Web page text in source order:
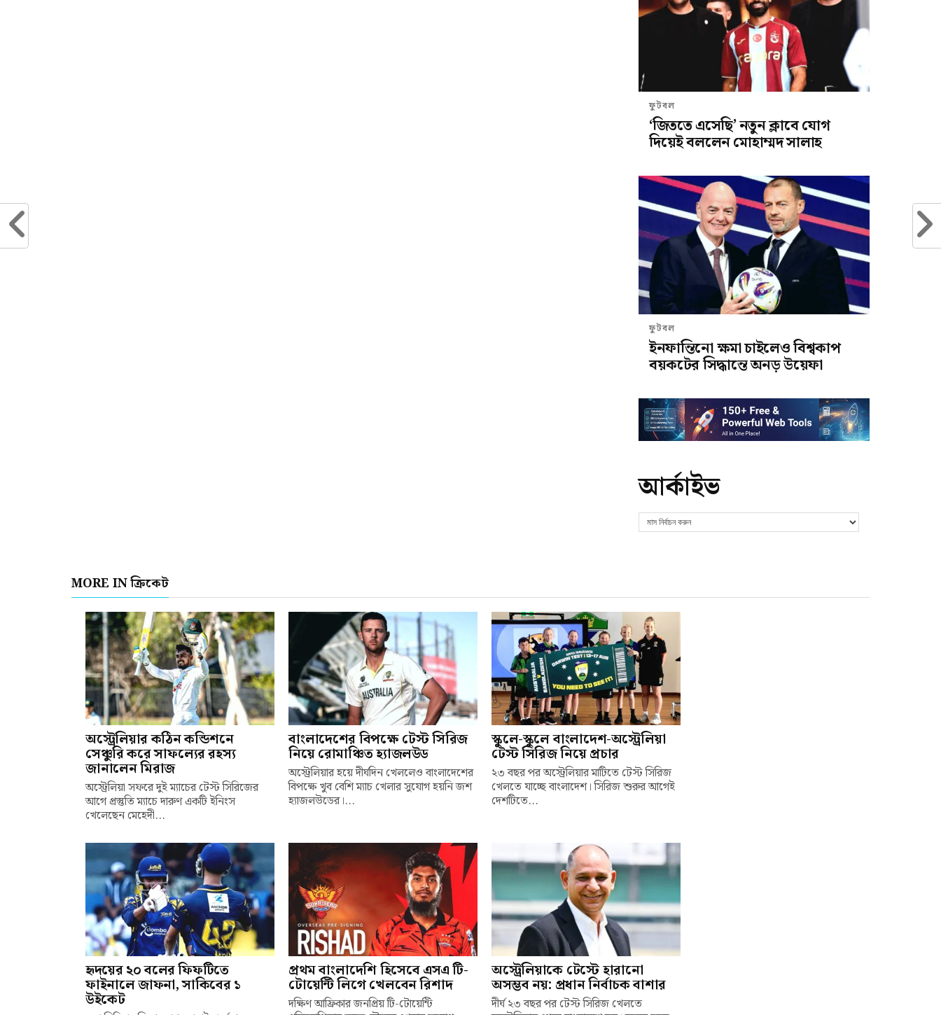
ফুটবল
‘জিততে এসেছি’ নতুন ক্লাবে যোগ
দিয়েই বললেন মোহাম্মদ সালাহ
ফুটবল
ইনফান্তিনো ক্ষমা চাইলেও বিশ্বকাপ
বয়কটের সিদ্ধান্তে অনড় উয়েফা
আর্কাইভ
MORE IN ক্রিকেট
অস্ট্রেলিয়ার কঠিন কন্ডিশনে
সেঞ্চুরি করে সাফল্যের রহস্য
জানালেন মিরাজ
অস্ট্রেলিয়া সফরে দুই ম্যাচের টেস্ট সিরিজের
আগে প্রস্তুতি ম্যাচে দারুণ একটি ইনিংস
খেলেছেন মেহেদী...
বাংলাদেশের বিপক্ষে টেস্ট সিরিজ
নিয়ে রোমাঞ্চিত হ্যাজলউড
অস্ট্রেলিয়ার হয়ে দীর্ঘদিন খেললেও বাংলাদেশের
বিপক্ষে খুব বেশি ম্যাচ খেলার সুযোগ হয়নি জশ
হ্যাজলউডের।...
স্কুলে-স্কুলে বাংলাদেশ-অস্ট্রেলিয়া
টেস্ট সিরিজ নিয়ে প্রচার
২৩ বছর পর অস্ট্রেলিয়ার মাটিতে টেস্ট সিরিজ
খেলতে যাচ্ছে বাংলাদেশ। সিরিজ শুরুর আগেই
দেশটিতে...
হৃদয়ের ২০ বলের ফিফটিতে
ফাইনালে জাফনা, সাকিবের ১
উইকেট
প্রথম বাংলাদেশি হিসেবে এসএ টি-
টোয়েন্টি লিগে খেলবেন রিশাদ
দক্ষিণ আফ্রিকার জনপ্রিয় টি-টোয়েন্টি
অস্ট্রেলিয়াকে টেস্টে হারানো
অসম্ভব নয়: প্রধান নির্বাচক বাশার
দীর্ঘ ২৩ বছর পর টেস্ট সিরিজ খেলতে